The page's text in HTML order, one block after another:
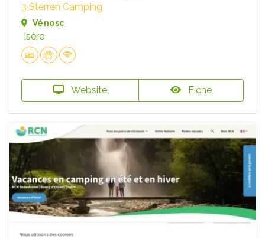
3 Sterren Camping
Vénosc
Isère
Website Fiche